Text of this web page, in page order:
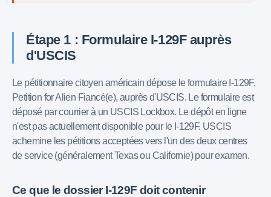
Étape 1 : Formulaire I-129F auprès
d'USCIS
Le pétitionnaire citoyen américain dépose le formulaire I-129F,
Petition for Alien Fiancé(e), auprès d'USCIS. Le formulaire est
déposé par courrier à un USCIS Lockbox. Le dépôt en ligne
n'est pas actuellement disponible pour le I-129F. USCIS
achemine les pétitions acceptées vers l'un des deux centres
de service (généralement Texas ou Californie) pour examen.
Ce que le dossier I-129F doit contenir